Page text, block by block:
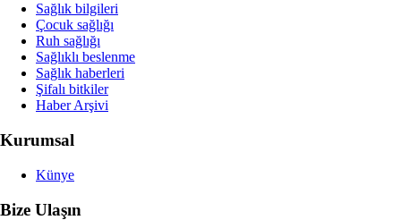
Sağlık bilgileri
Çocuk sağlığı
Ruh sağlığı
Sağlıklı beslenme
Sağlık haberleri
Şifalı bitkiler
Haber Arşivi
Kurumsal
Künye
Bize Ulaşın